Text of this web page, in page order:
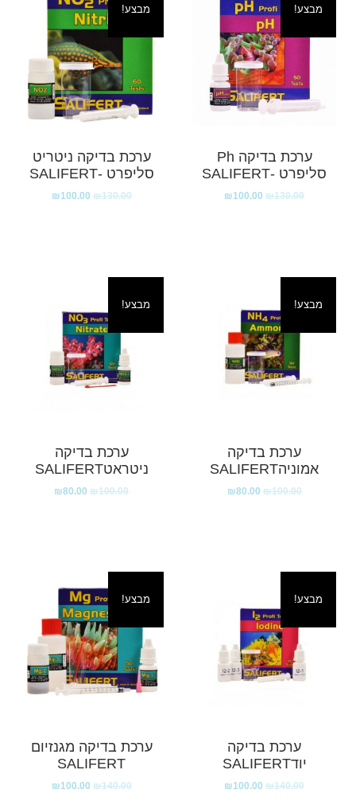
מבצע!
ערכת בדיקה Ph
סליפרט -SALIFERT
₪130.00
₪100.00
מבצע!
ערכת בדיקה ניטריט
סליפרט -SALIFERT
₪130.00
₪100.00
מבצע!
ערכת בדיקה
אמוניהSALIFERT
₪100.00
₪80.00
מבצע!
ערכת בדיקה
ניטראטSALIFERT
₪100.00
₪80.00
מבצע!
ערכת בדיקה
יודSALIFERT
₪140.00
₪100.00
מבצע!
ערכת בדיקה מגנזיום
SALIFERT
₪140.00
₪100.00